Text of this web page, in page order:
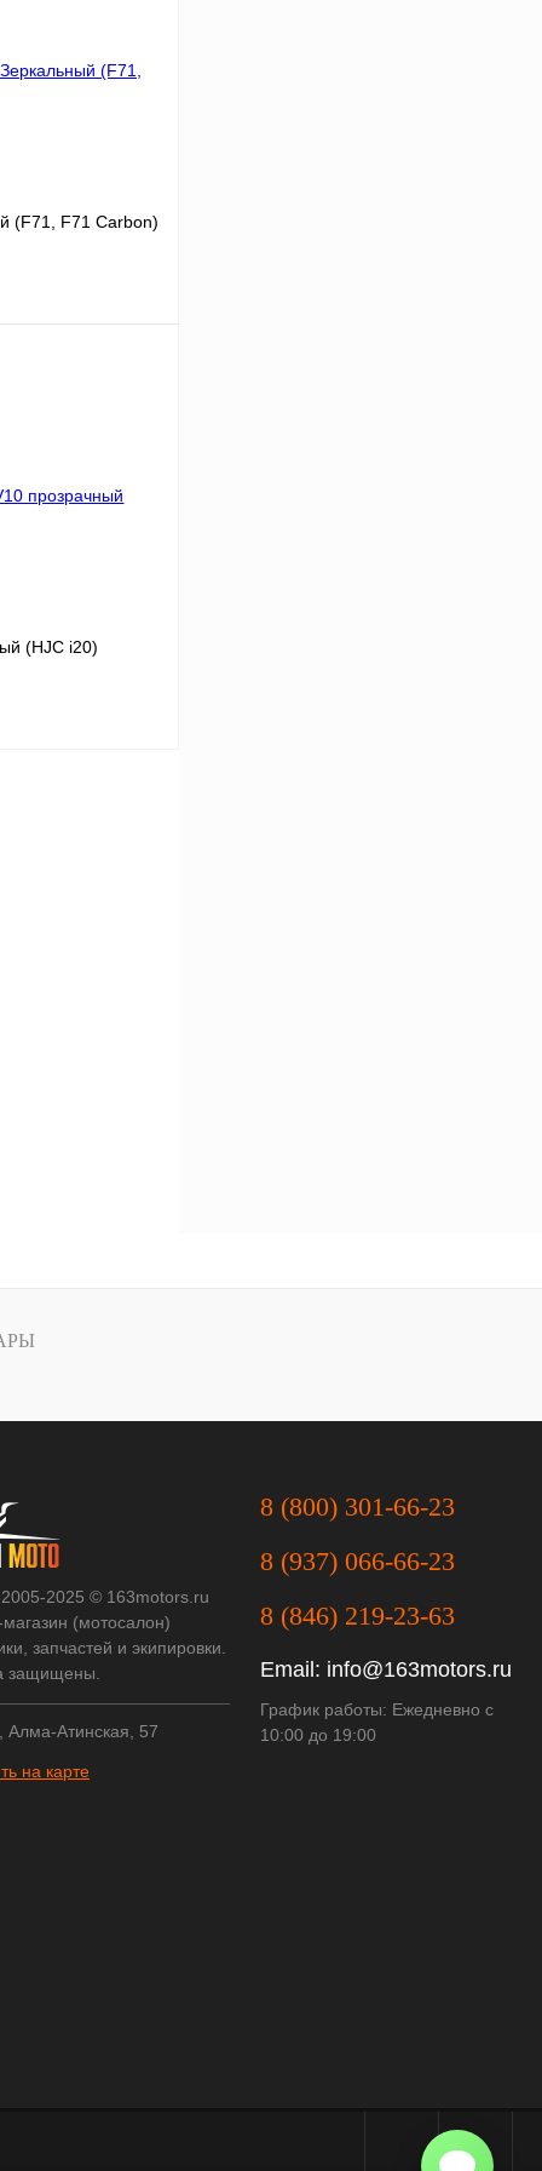
(F71, F71 Carbon)
(HJC i20)
2025 © 163motors.ru
(мотосалон)
запчастей и экипировки.
защищены.
Алма-Атинская, 57
на карте
8 (800) 301-66-23
8 (937) 066-66-23
8 (846) 219-23-63
Email: info@163motors.ru
График работы: Ежедневно с
10:00 до 19:00